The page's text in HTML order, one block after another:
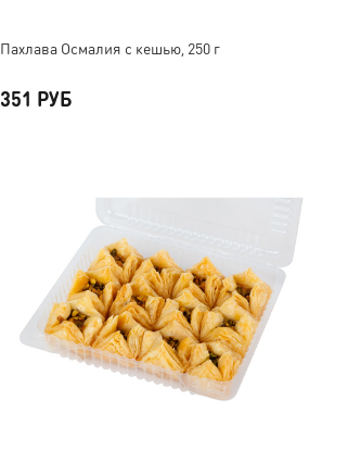
Пахлава Осмалия с кешью, 250 г
351 РУБ